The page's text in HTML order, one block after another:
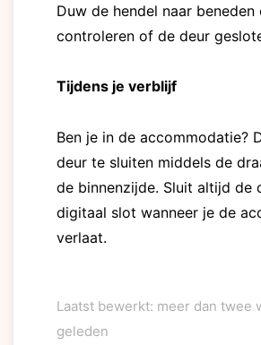
Duw de hendel naar beneden
controleren of de deur
Tijdens je verblijf
Ben je in de accommodatie?
deur te sluiten middels de
de binnenzijde. Sluit altijd de
digitaal slot wanneer je de
verlaat.
Laatst bewerkt: meer dan twee
geleden